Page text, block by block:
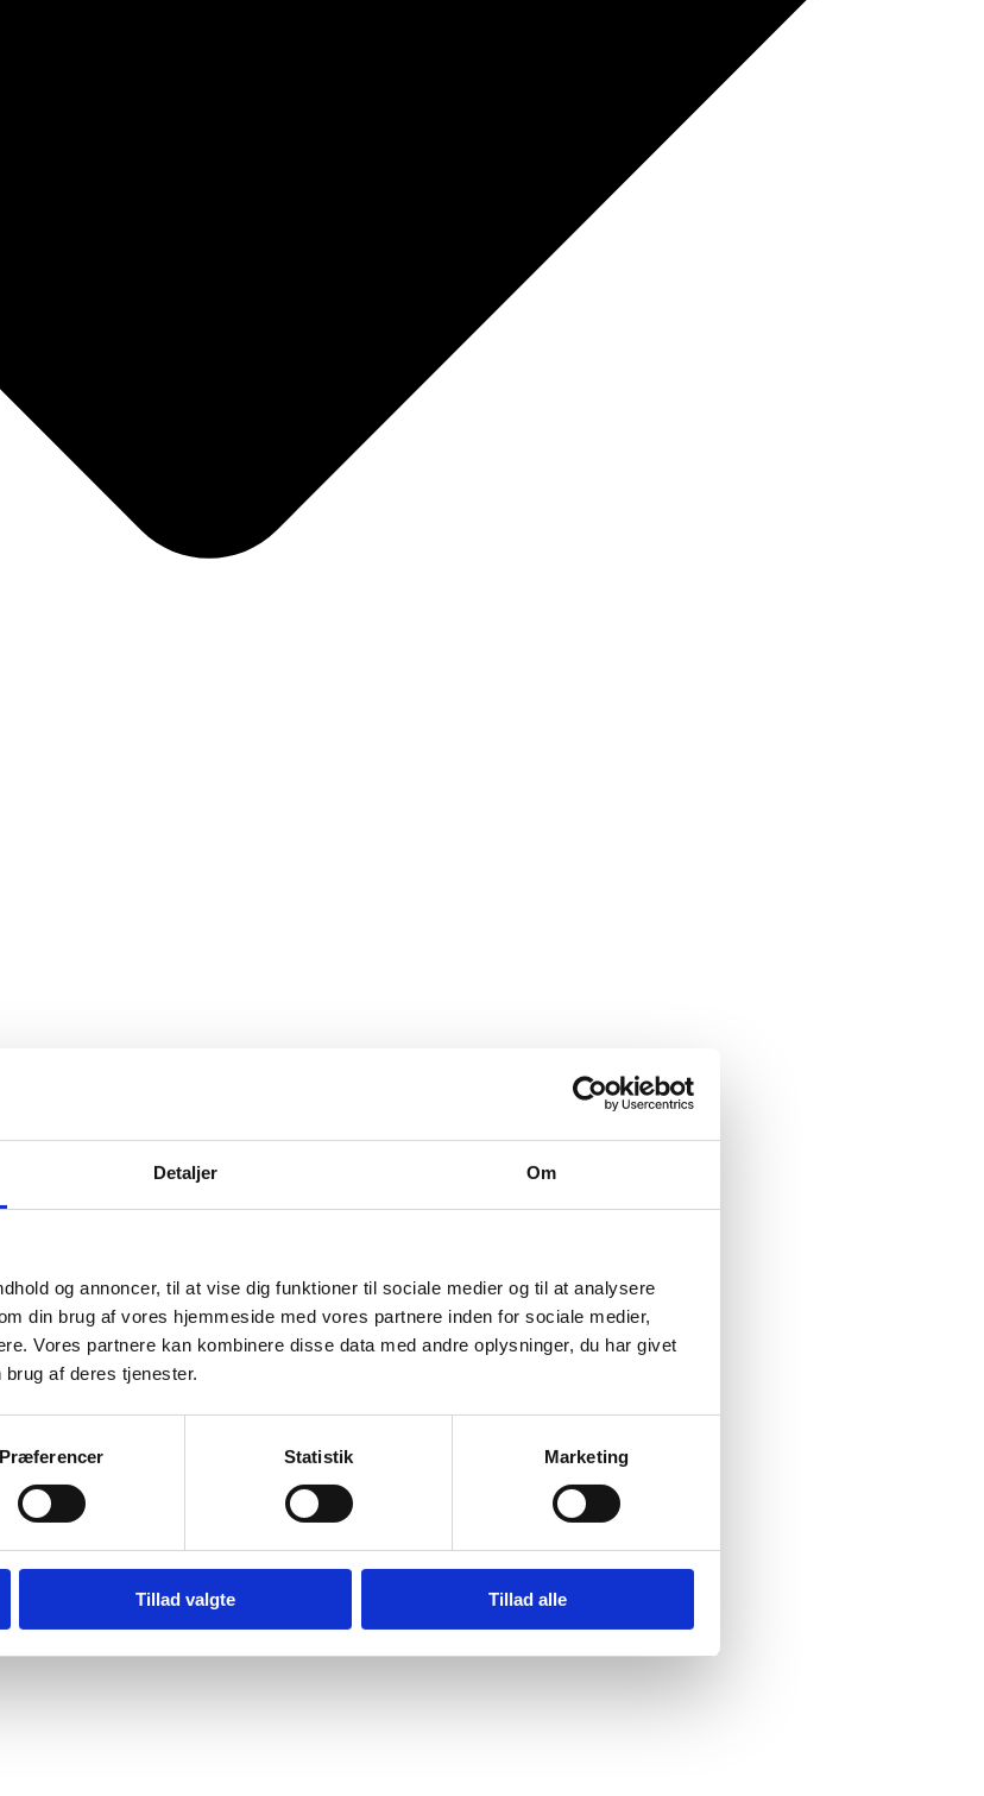
Detaljer Om
og annoncer, til at vise dig funktioner til sociale medier og til at analysere
din brug af vores hjemmeside med vores partnere inden for sociale medier,
Vores partnere kan kombinere disse data med andre oplysninger, du har givet
af deres tjenester.
Præferencer Statistik Marketing
Tillad valgte Tillad alle